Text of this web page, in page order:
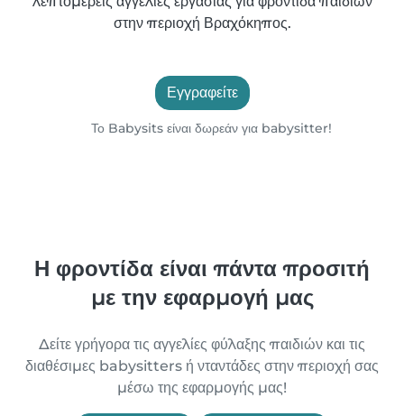
στην περιοχή Βραχόκηπος.
Εγγραφείτε
Το Babysits είναι δωρεάν για babysitter!
Η φροντίδα είναι πάντα προσιτή
με την εφαρμογή μας
Δείτε γρήγορα τις αγγελίες φύλαξης παιδιών και τις
διαθέσιμες babysitters ή νταντάδες στην περιοχή σας
μέσω της εφαρμογής μας!